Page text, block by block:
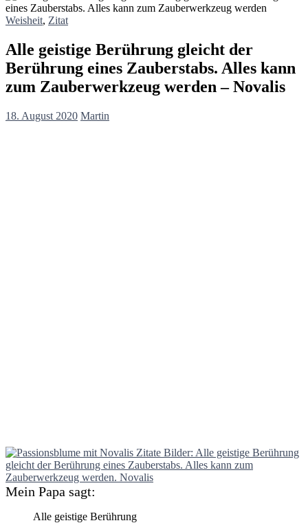
Weisheit, Zitat
Alle geistige Berührung gleicht der
Berührung eines Zauberstabs. Alles kann
zum Zauberwerkzeug werden – Novalis
18. August 2020 Martin
Mein Papa sagt:
Alle geistige Berührung